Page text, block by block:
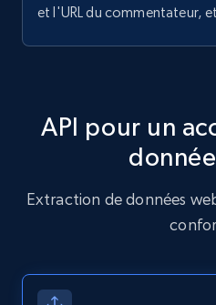
keyword and then apply
Video length, Likes, Views,
et l'URL du commentateur,
API pour un
Extraction de données